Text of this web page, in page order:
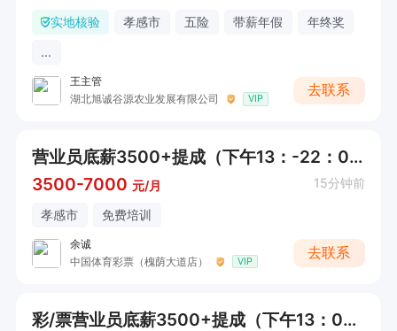
实地核验 孝感市 五险 带薪年假
年终奖
...
王主管
湖北旭诚谷源农业发展有限公司
VIP
去联系
营业员底薪3500+提成（下午13：-22：00）
3500-7000 元/月 15分钟前
孝感市 免费培训
余诚
中国体育彩票（槐荫大道店）
VIP
去联系
彩/票营业员底薪3500+提成（下午13：00-21：00）